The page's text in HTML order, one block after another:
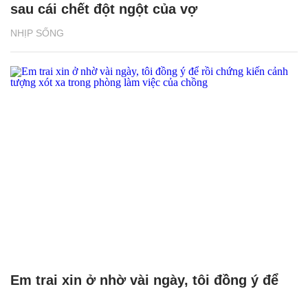
NHỊP SỐNG
sau cái chết đột ngột của vợ
Em trai xin ở nhờ vài ngày, tôi đồng ý để